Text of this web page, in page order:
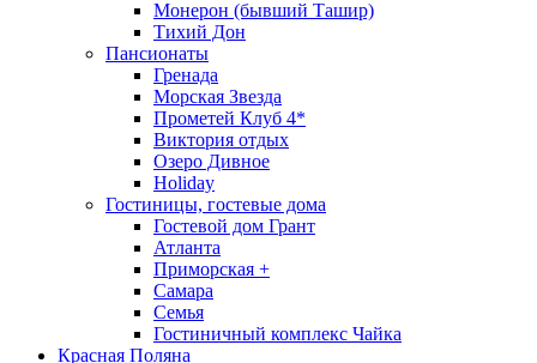
Монерон (бывший Ташир)
Тихий Дон
Пансионаты
Гренада
Морская Звезда
Прометей Клуб 4*
Виктория отдых
Озеро Дивное
Holiday
Гостиницы, гостевые дома
Гостевой дом Грант
Атланта
Приморская +
Самара
Семья
Гостиничный комплекс Чайка
Красная Поляна